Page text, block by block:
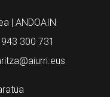
| ANDOAIN
300 731